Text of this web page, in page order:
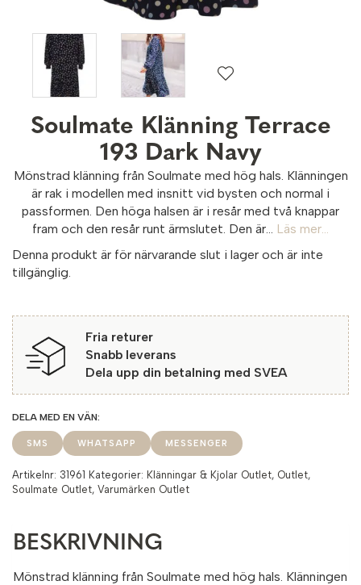
Soulmate Klänning Terrace
193 Dark Navy
Mönstrad klänning från Soulmate med hög hals. Klänningen
är rak i modellen med insnitt vid bysten och normal i
passformen. Den höga halsen är i resår med två knappar
fram och den resår runt ärmslutet. Den är...
Läs mer...
Denna produkt är för närvarande slut i lager och är inte
tillgänglig.
Fria returer
Snabb leverans
Dela upp din betalning med SVEA
SMS WHATSAPP MESSENGER
Artikelnr: 31961 Kategorier: Klänningar & Kjolar Outlet, Outlet,
Soulmate Outlet, Varumärken Outlet
BESKRIVNING
Mönstrad klänning från Soulmate med hög hals. Klänningen